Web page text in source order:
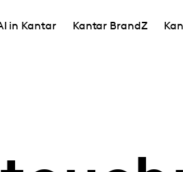
in Kantar Kantar BrandZ